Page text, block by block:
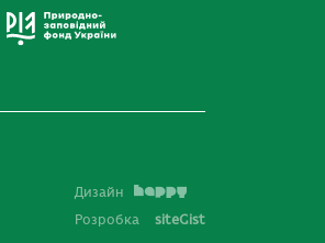
Дизайн
Розробка
siteGist